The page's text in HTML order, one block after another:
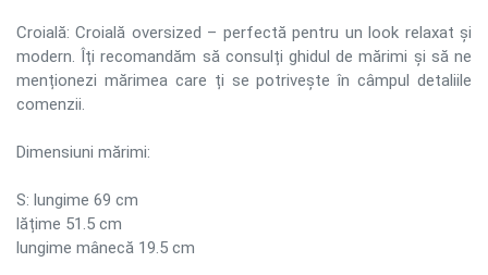
Croială: Croială oversized – perfectă pentru un look relaxat și
modern. Îți recomandăm să consulți ghidul de mărimi și să ne
menționezi mărimea care ți se potrivește în câmpul detaliile
comenzii.
Dimensiuni mărimi:
S: lungime 69 cm
lățime 51.5 cm
lungime mânecă 19.5 cm